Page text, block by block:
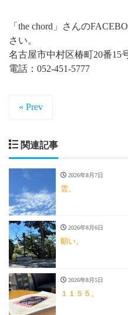
「the chord」さんの
さい。
名古屋市中村区椿町20番
電話：052-451-5777
« Prev
関連記事
2026年8月7日
雲。
2026年8月6日
願い。
2026年8月5日
１１５５。